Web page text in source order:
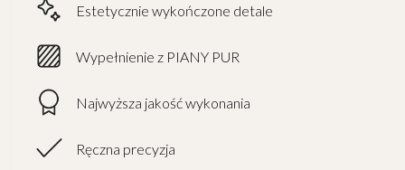
Estetycznie wykończone detale
Wypełnienie z PIANY PUR
Najwyższa jakość wykonania
Ręczna precyzja